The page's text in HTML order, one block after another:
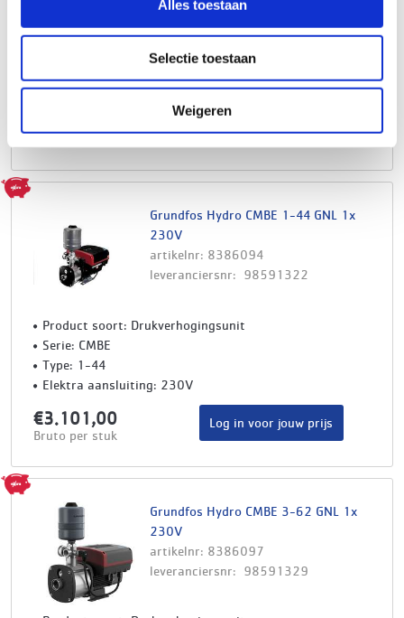
Alles toestaan
Selectie toestaan
Weigeren
Product soort: Drukverhogingspomp
Serie: UPA
Lengte: 160 mm
Bruto per stuk
Grundfos Hydro CMBE 1-44 GNL 1x
230V
artikelnr: 8386094
leveranciersnr: 98591322
Product soort: Drukverhogingsunit
Serie: CMBE
Type: 1-44
Elektra aansluiting: 230V
€3.101,00
Bruto per stuk
Log in voor jouw prijs
Grundfos Hydro CMBE 3-62 GNL 1x
230V
artikelnr: 8386097
leveranciersnr: 98591329